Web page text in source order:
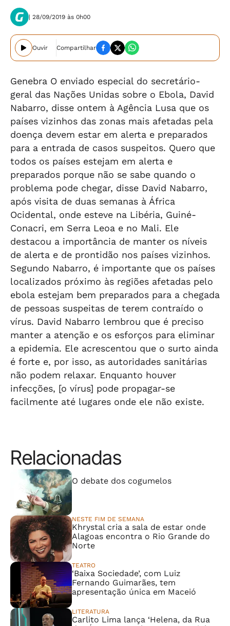
| 28/09/2019 às 0h00
Ouvir Compartilhar
Genebra O enviado especial do secretário-
geral das Nações Unidas sobre o Ebola, David
Nabarro, disse ontem à Agência Lusa que os
países vizinhos das zonas mais afetadas pela
doença devem estar em alerta e preparados
para a entrada de casos suspeitos. Quero que
todos os países estejam em alerta e
preparados porque não se sabe quando o
problema pode chegar, disse David Nabarro,
após visita de duas semanas à África
Ocidental, onde esteve na Libéria, Guiné-
Conacri, em Serra Leoa e no Mali. Ele
destacou a importância de manter os níveis
de alerta e de prontidão nos países vizinhos.
Segundo Nabarro, é importante que os países
localizados próximo às regiões afetadas pelo
ebola estejam bem preparados para a chegada
de pessoas suspeitas de terem contraído o
vírus. David Nabarro lembrou que é preciso
manter a atenção e os esforços para eliminar
a epidemia. Ele acrescentou que o surto ainda
é forte e, por isso, as autoridades sanitárias
não podem relaxar. Enquanto houver
infecções, [o vírus] pode propagar-se
facilmente até lugares onde ele não existe.
Relacionadas
O debate dos cogumelos
NESTE FIM DE SEMANA
Khrystal cria a sala de estar onde
Alagoas encontra o Rio Grande do
Norte
TEATRO
‘Baixa Sociedade’, com Luiz
Fernando Guimarães, tem
apresentação única em Maceió
LITERATURA
Carlito Lima lança ‘Helena, da Rua